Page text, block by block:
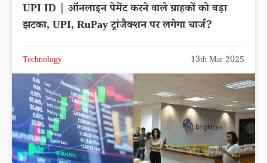
UPI ID | ऑनलाइन पेमेंट करने वाले ग्राहकों को बड़ा
झटका, UPI, RuPay ट्रांजैक्शन पर लगेगा चार्ज?
Technology 13th Mar 2025